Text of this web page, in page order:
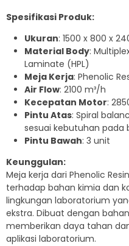
Spesifikasi Produk:
Ukuran: 1500 x 800 x
Material Body:
Laminate (HPL)
Meja Kerja: Phenolic
Air Flow: 2100 m³/h
Kecepatan Motor:
Pintu Atas: Spiral
sesuai kebutuhan pada
Pintu Bawah: 3 unit
Keunggulan:
Meja kerja dari Phenolic
terhadap bahan kimia dan
lingkungan laboratorium
ekstra. Dibuat dengan
memberikan daya tahan
aplikasi laboratorium.